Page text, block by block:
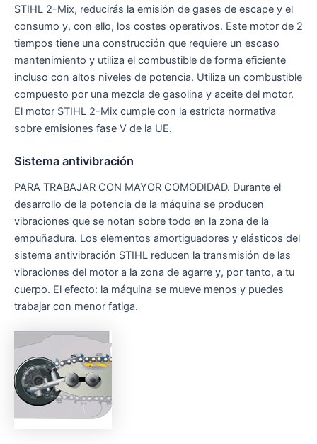
STIHL 2-Mix, reducirás la emisión de gases de escape y el
consumo y, con ello, los costes operativos. Este motor de 2
tiempos tiene una construcción que requiere un escaso
mantenimiento y utiliza el combustible de forma eficiente
incluso con altos niveles de potencia. Utiliza un combustible
compuesto por una mezcla de gasolina y aceite del motor.
El motor STIHL 2-Mix cumple con la estricta normativa
sobre emisiones fase V de la UE.
Sistema antivibración
PARA TRABAJAR CON MAYOR COMODIDAD. Durante el
desarrollo de la potencia de la máquina se producen
vibraciones que se notan sobre todo en la zona de la
empuñadura. Los elementos amortiguadores y elásticos del
sistema antivibración STIHL reducen la transmisión de las
vibraciones del motor a la zona de agarre y, por tanto, a tu
cuerpo. El efecto: la máquina se mueve menos y puedes
trabajar con menor fatiga.